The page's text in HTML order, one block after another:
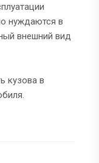
нуждаются в
внешний вид
кузова в